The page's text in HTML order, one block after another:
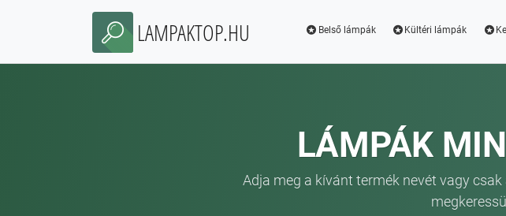
LAMPAKTOP.HU Belső lámpák Kültéri lámpák
LÁMPÁK
Adja meg a kívánt termék nevét vagy